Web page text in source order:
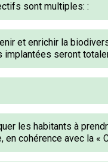
sont multiples: :
et enrichir la
implantées seront
les habitants à
en cohérence avec la «